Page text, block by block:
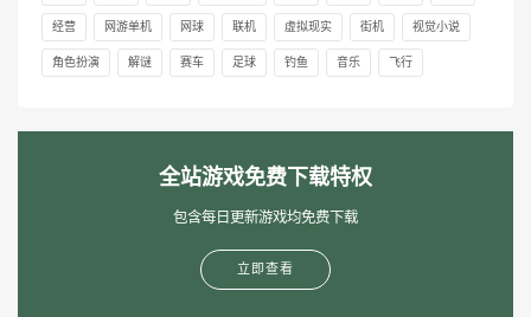
经营 网游单机 网球 联机 虚拟现实 街机 视觉小说
角色扮演 解谜 赛车 足球 钓鱼 音乐 飞行
全站游戏免费下载特权
包含每日更新游戏均免费下载
立即查看